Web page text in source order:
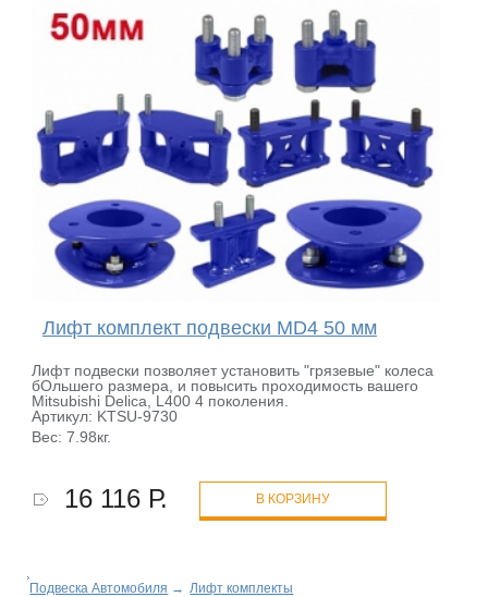
Лифт комплект подвески MD4 50 мм
Лифт подвески позволяет установить "грязевые" колеса
бОльшего размера, и повысить проходимость вашего
Mitsubishi Delica, L400 4 поколения.
Артикул: KTSU-9730
Вес: 7.98кг.
16 116 Р. В КОРЗИНУ
Подвеска Автомобиля → Лифт комплекты